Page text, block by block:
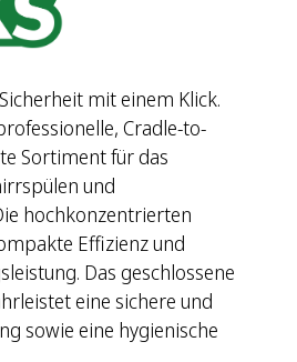
mit einem Klick.
Cradle-to-
Sortiment für das
und
hochkonzentrierten
Effizienz und
Das geschlossene
eine sichere und
sowie eine hygienische